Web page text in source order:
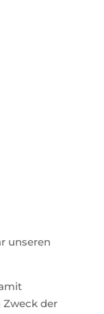
unseren
Zweck der